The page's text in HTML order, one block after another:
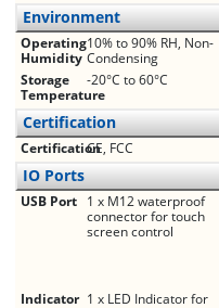
Environment
Operating
Humidity
10% to 90% RH, Non-
Condensing
Storage
Temperature
-20°C to 60°C
Certification
CertificationCE, FCC
IO Ports
USB Port 1 x M12 waterproof
connector for touch
screen control
Indicator 1 x LED Indicator for